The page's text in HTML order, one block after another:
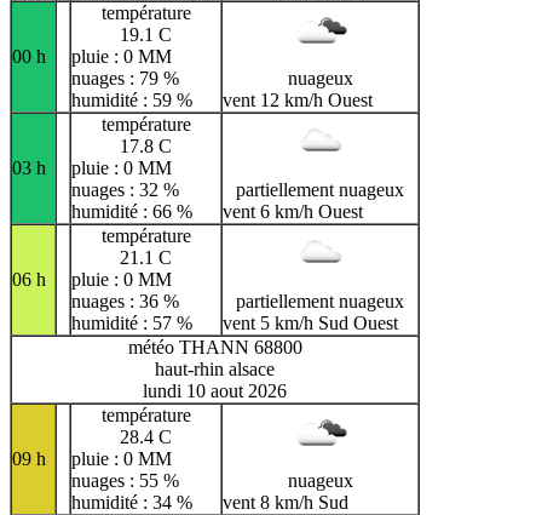
00 h
température
19.1 C
pluie : 0 MM
nuages : 79 %
humidité : 59 %
nuageux
vent 12 km/h Ouest
03 h
température
17.8 C
pluie : 0 MM
nuages : 32 %
humidité : 66 %
partiellement nuageux
vent 6 km/h Ouest
06 h
température
21.1 C
pluie : 0 MM
nuages : 36 %
humidité : 57 %
partiellement nuageux
vent 5 km/h Sud Ouest
météo THANN 68800
haut-rhin alsace
lundi 10 aout 2026
09 h
température
28.4 C
pluie : 0 MM
nuages : 55 %
humidité : 34 %
nuageux
vent 8 km/h Sud